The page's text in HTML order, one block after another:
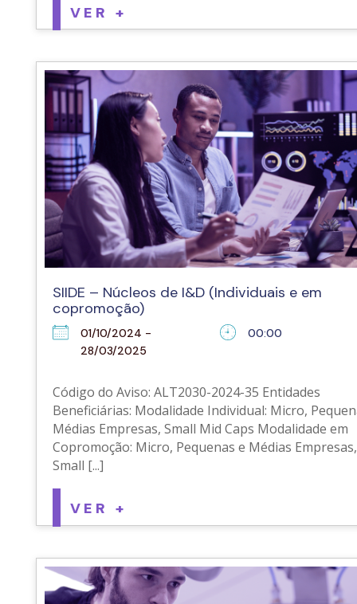
VER +
SIIDE – Núcleos de I&D (Individuais e em
copromoção)
01/10/2024 -
28/03/2025
00:00
Código do Aviso: ALT2030-2024-35 Entidades
Beneficiárias: Modalidade Individual: Micro,
Médias Empresas, Small Mid Caps Modalidade em
Copromoção: Micro, Pequenas e Médias Empresas,
Small [...]
VER +